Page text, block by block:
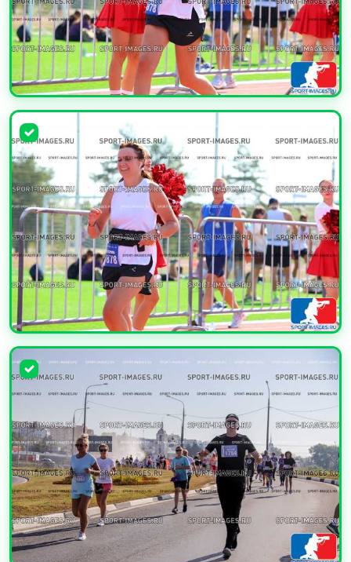
УВЕЛИЧИТЬ
УВЕЛИЧИТЬ